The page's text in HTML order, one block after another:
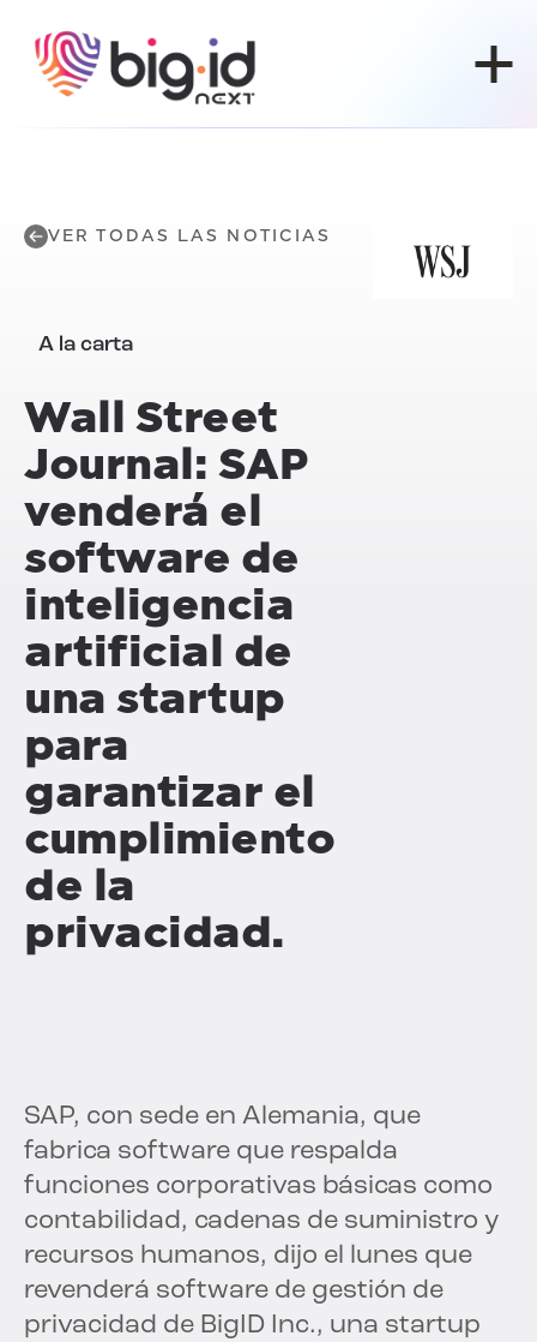
VER TODAS LAS NOTICIAS
A la carta
Wall Street
Journal: SAP
venderá el
software de
inteligencia
artificial de
una startup
para
garantizar el
cumplimiento
de la
privacidad.
SAP, con sede en Alemania, que
fabrica software que respalda
funciones corporativas básicas como
contabilidad, cadenas de suministro y
recursos humanos, dijo el lunes que
revenderá software de gestión de
privacidad de BigID Inc., una startup